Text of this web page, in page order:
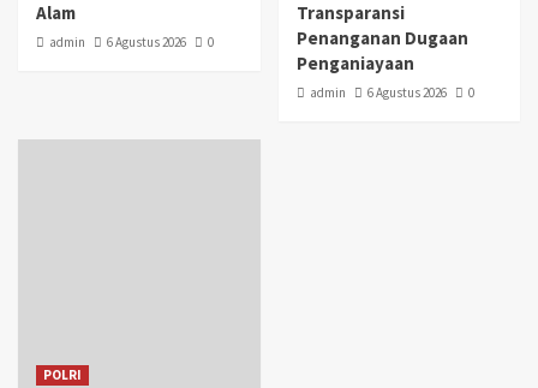
Alam
admin 6 Agustus 2026 0
Transparansi
Penanganan Dugaan
Penganiayaan
admin 6 Agustus 2026 0
POLRI